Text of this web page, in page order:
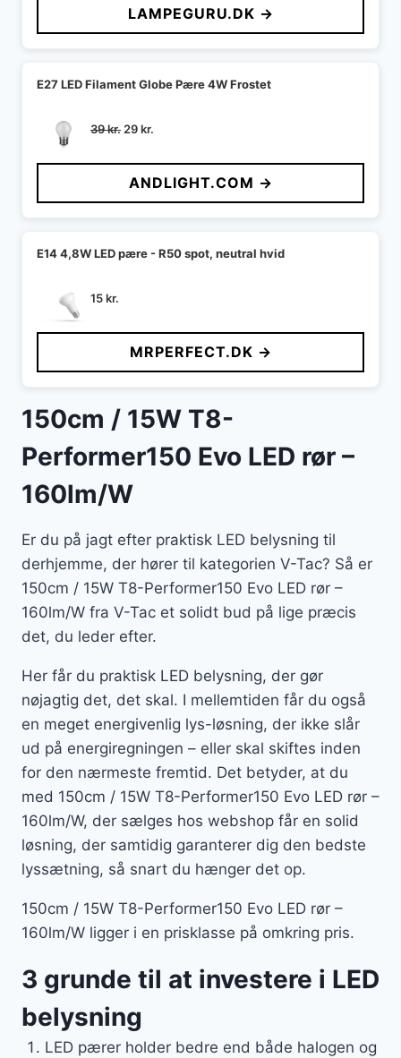
LAMPEGURU.DK →
E27 LED Filament Globe Pære 4W Frostet
39kr. Den
pris
var:
39 kr..
29kr.
pris
er:
29 kr..
ANDLIGHT.COM →
E14 4,8W LED pære - R50 spot, neutral hvid
15kr.
MRPERFECT.DK →
150cm / 15W T8-
Performer150 Evo LED rør –
160lm/W
Er du på jagt efter praktisk LED belysning til
derhjemme, der hører til kategorien V-Tac? Så er
150cm / 15W T8-Performer150 Evo LED rør –
160lm/W fra V-Tac et solidt bud på lige præcis
det, du leder efter.
Her får du praktisk LED belysning, der gør
nøjagtig det, det skal. I mellemtiden får du også
en meget energivenlig lys-løsning, der ikke slår
ud på energiregningen – eller skal skiftes inden
for den nærmeste fremtid. Det betyder, at du
med 150cm / 15W T8-Performer150 Evo LED rør –
160lm/W, der sælges hos webshop får en solid
løsning, der samtidig garanterer dig den bedste
lyssætning, så snart du hænger det op.
150cm / 15W T8-Performer150 Evo LED rør –
160lm/W ligger i en prisklasse på omkring pris.
3 grunde til at investere i LED
belysning
LED pærer holder bedre end både halogen og